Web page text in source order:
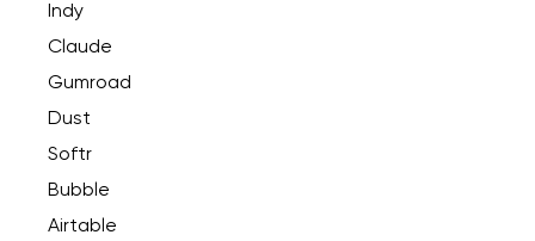
Indy
Claude
Gumroad
Dust
Softr
Bubble
Airtable